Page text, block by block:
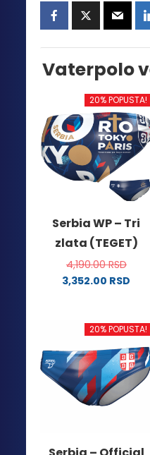
Vaterpolo
20% POPUSTA!
Serbia WP – Tri
zlata (TEGET)
4,190.00RSD
3,352.00 RSD
ima
varijanti.
Opcije
mogu
biti
20% POPUSTA!